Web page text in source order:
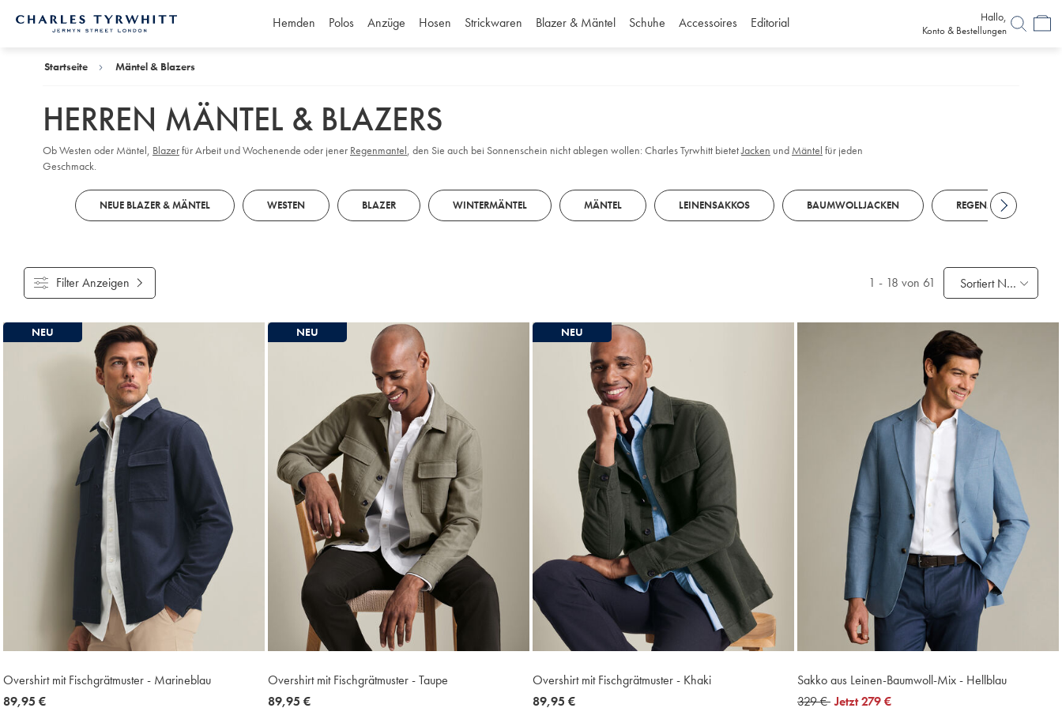
Hemden Polos Anzüge Hosen Strickwaren Blazer & Mäntel Schuhe Accessoires Editorial Hallo,
Konto & Bestellungen
Startseite Mäntel & Blazers
HERREN MÄNTEL & BLAZERS
Ob Westen oder Mäntel, Blazerfür Arbeit und Wochenende oder jener Regenmantel, den Sie auch bei Sonnenschein nicht ablegen wollen: Charles Tyrwhitt bietetJacken und Mäntel für jeden
Geschmack.
NEUE BLAZER & MÄNTEL WESTEN BLAZER WINTERMÄNTEL MÄNTEL LEINENSAKKOS BAUMWOLLJACKEN REGENMÄNTEL
Filter Anzeigen 1 - 18 von 61 Sortiert Nach
GefundeneNEU
Overshirt mit Fischgrätmuster - Marineblau
now
89,95 €
NEU
Overshirt mit Fischgrätmuster - Taupe
now
89,95 €
NEU
Overshirt mit Fischgrätmuster - Khaki
now
89,95 €
Sakko aus Leinen-Baumwoll-Mix - Hellblau
was
329 € now
Jetzt279 €